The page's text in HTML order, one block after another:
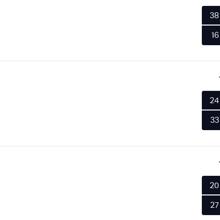
38
16
24
33
20
27